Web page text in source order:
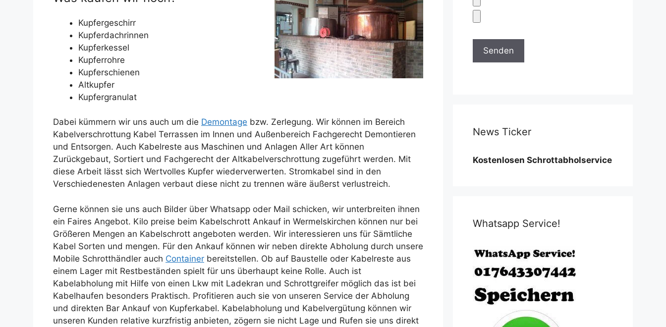
Kupfergeschirr
Kupferdachrinnen
Kupferkessel
Kupferrohre
Kupferschienen
Altkupfer
Kupfergranulat
Dabei kümmern wir uns auch um die Demontage bzw. Zerlegung. Wir können im Bereich
Kabelverschrottung Kabel Terrassen im Innen und Außenbereich Fachgerecht Demontieren
und Entsorgen. Auch Kabelreste aus Maschinen und Anlagen Aller Art können
Zurückgebaut, Sortiert und Fachgerecht der Altkabelverschrottung zugeführt werden. Mit
diese Arbeit lässt sich Wertvolles Kupfer wiederverwerten. Stromkabel sind in den
Verschiedenesten Anlagen verbaut diese nicht zu trennen wäre äußerst verlustreich.
Gerne können sie uns auch Bilder über Whatsapp oder Mail schicken, wir unterbreiten ihnen
ein Faires Angebot. Kilo preise beim Kabelschrott Ankauf in Wermelskirchen können nur bei
Größeren Mengen an Kabelschrott angeboten werden. Wir interessieren uns für Sämtliche
Kabel Sorten und mengen. Für den Ankauf können wir neben direkte Abholung durch unsere
Mobile Schrotthändler auch Container bereitstellen. Ob auf Baustelle oder Kabelreste aus
einem Lager mit Restbeständen spielt für uns überhaupt keine Rolle. Auch ist
Kabelabholung mit Hilfe von einen Lkw mit Ladekran und Schrottgreifer möglich das ist bei
Kabelhaufen besonders Praktisch. Profitieren auch sie von unseren Service der Abholung
und direkten Bar Ankauf von Kupferkabel. Kabelabholung und Kabelvergütung können wir
unseren Kunden relative kurzfristig anbieten, zögern sie nicht Lage und Rufen sie uns direkt
News Ticker
Für unseren Kostenlosen Schrottabholservice benötigen wir
Whatsapp Service!